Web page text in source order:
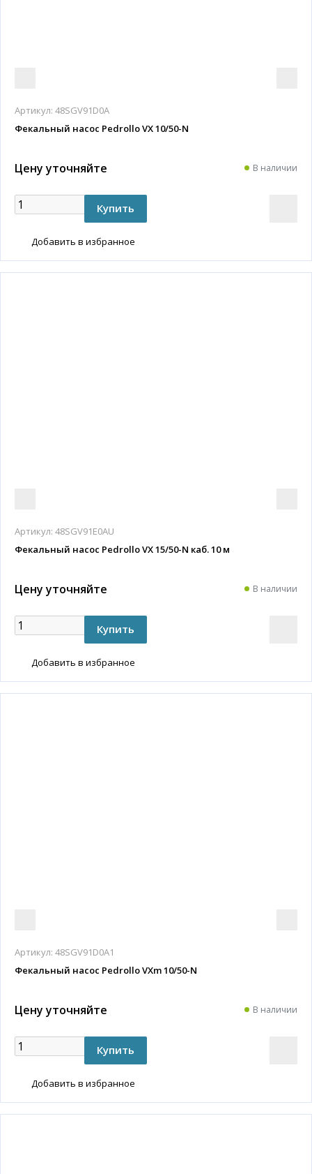
Артикул: 48SGV91D0A
Фекальный насос Pedrollo VX 10/50-N
Цену уточняйте В наличии
Добавить в избранное
Артикул: 48SGV91E0AU
Фекальный насос Pedrollo VX 15/50-N каб. 10 м
Цену уточняйте В наличии
Добавить в избранное
Артикул: 48SGV91D0A1
Фекальный насос Pedrollo VXm 10/50-N
Цену уточняйте В наличии
Добавить в избранное